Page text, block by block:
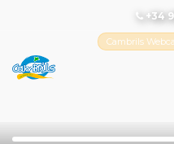
+34
Cambrils